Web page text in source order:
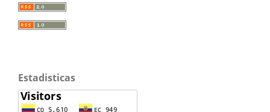
Estadisticas